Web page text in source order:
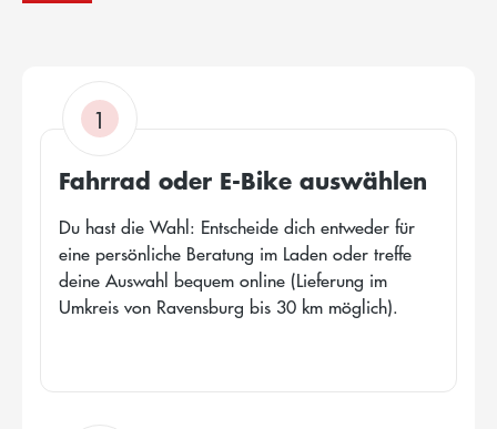
1
Fahrrad oder E-Bike auswählen
Du hast die Wahl: Entscheide dich entweder für
eine persönliche Beratung im Laden oder treffe
deine Auswahl bequem online (Lieferung im
Umkreis von Ravensburg bis 30 km möglich).